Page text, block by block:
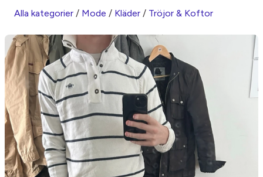
Alla kategorier / Mode / Kläder / Tröjor & Koftor